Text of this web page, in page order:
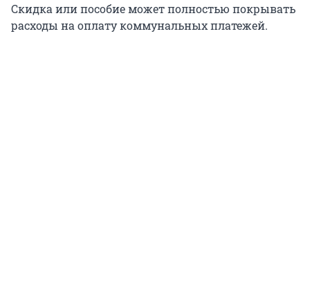
Скидка или пособие может полностью покрывать
расходы на оплату коммунальных платежей.